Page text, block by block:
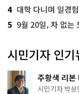
4 대학 다니며 일경
5 9월 20일, 차 없는 도
시민기자 인기
주황색 리
서울둘레길
시민기자 박상